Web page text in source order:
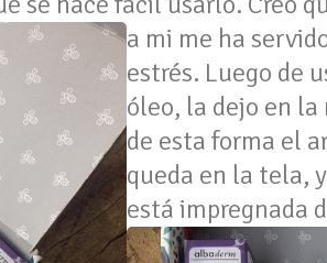
a mi me ha
estrés. Luego de
óleo, la dejo en
de esta forma el
queda en la tela,
está impregnada